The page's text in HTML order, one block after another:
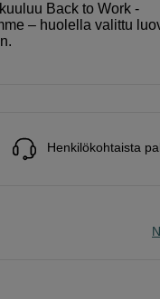
Back to Work -
– huolella valittu
Henkilökohtaista